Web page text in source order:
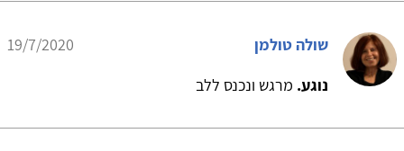
שולה טולמן
19/7/2020
נוגע. מרגש ונכנס ללב